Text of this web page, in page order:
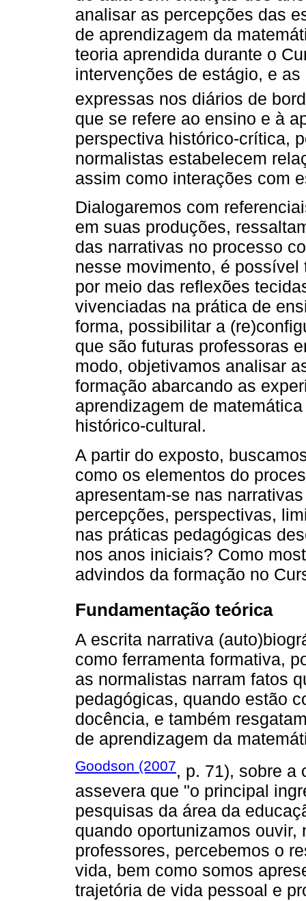
analisar as percepções das
de aprendizagem da
teoria aprendida durante o
intervenções de estágio, e
expressas nos diários de
que se refere ao ensino e à
perspectiva histórico-crítica,
normalistas estabelecem
assim como interações com
Dialogaremos com
em suas produções,
das narrativas no processo
nesse movimento, é
por meio das reflexões
vivenciadas na prática de
forma, possibilitar a
que são futuras professoras
modo, objetivamos analisar
formação abarcando as
aprendizagem de
histórico-cultural.
A partir do exposto,
como os elementos do
apresentam-se nas
percepções, perspectivas,
nas práticas pedagógicas
nos anos iniciais? Como
advindos da formação no
Fundamentação teórica
A escrita narrativa
como ferramenta formativa,
as normalistas narram fatos
pedagógicas, quando estão
docência, e também
de aprendizagem da
Goodson (2007, p. 71), sobre a
assevera que "o principal
pesquisas da área da
quando oportunizamos
professores, percebemos o
vida, bem como somos
trajetória de vida pessoal e